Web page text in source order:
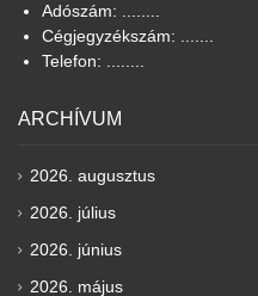
Adószám: ........
Cégjegyzékszám: .......
Telefon: ........
ARCHÍVUM
2026. augusztus
2026. július
2026. június
2026. május